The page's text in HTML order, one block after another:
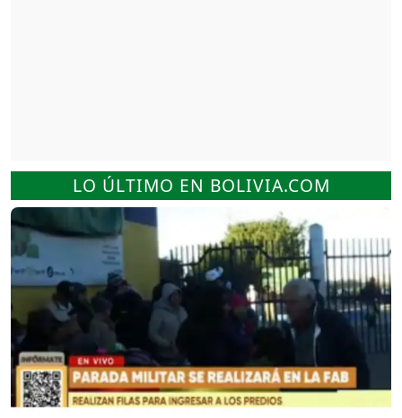
LO ÚLTIMO EN BOLIVIA.COM